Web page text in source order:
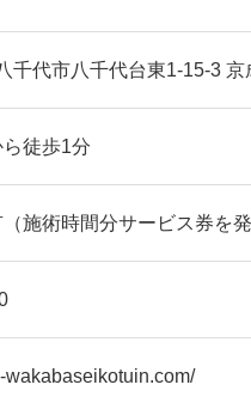
千代市八千代台東1-15-3
徒歩1分
施術時間分サービス券を
wakabaseikotuin.com/